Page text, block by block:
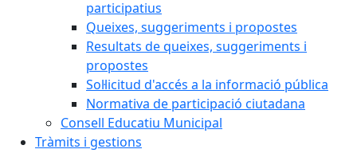
participatius
Queixes, suggeriments i propostes
Resultats de queixes, suggeriments i
propostes
Sol·licitud d'accés a la informació pública
Normativa de participació ciutadana
Consell Educatiu Municipal
Tràmits i gestions